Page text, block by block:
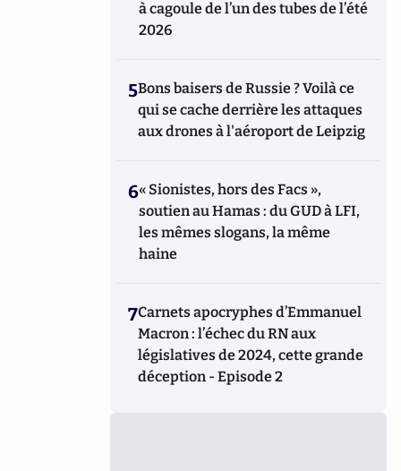
à cagoule de l’un des tubes de l’été
2026
5Bons baisers de Russie ? Voilà ce
qui se cache derrière les attaques
aux drones à l'aéroport de Leipzig
6« Sionistes, hors des Facs »,
soutien au Hamas : du GUD à LFI,
les mêmes slogans, la même
haine
7Carnets apocryphes d’Emmanuel
Macron : l’échec du RN aux
législatives de 2024, cette grande
déception - Episode 2